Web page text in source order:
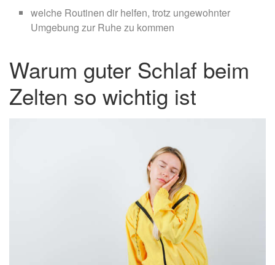
welche Routinen dir helfen, trotz ungewohnter
Umgebung zur Ruhe zu kommen
Warum guter Schlaf beim
Zelten so wichtig ist